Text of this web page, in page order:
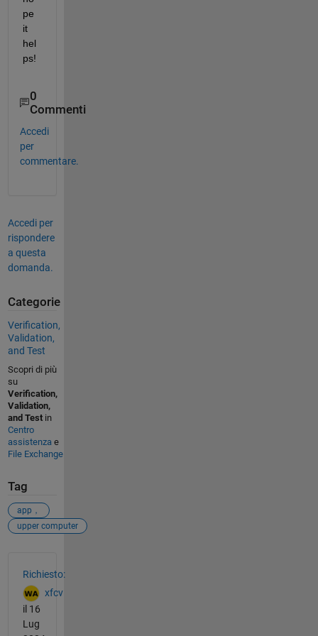
pe
it
hel
ps!
0
Commenti
Accedi
per
commentare.
Accedi per
rispondere
a questa
domanda.
Categorie
Verification,
Validation,
and Test
Scopri di più
su
Verification,
Validation,
and Testin
Centro
assistenza e
File Exchange
Tag
app，
upper computer
Richiesto:
xfcv
il 16
Lug